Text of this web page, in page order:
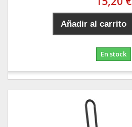
Añadir al carrito
En stock